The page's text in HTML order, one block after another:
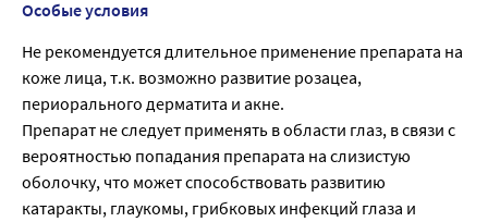
Особые условия
Не рекомендуется длительное применение препарата на
коже лица, т.к. возможно развитие розацеа,
периорального дерматита и акне.
Препарат не следует применять в области глаз, в связи с
вероятностью попадания препарата на слизистую
оболочку, что может способствовать развитию
катаракты, глаукомы, грибковых инфекций глаза и